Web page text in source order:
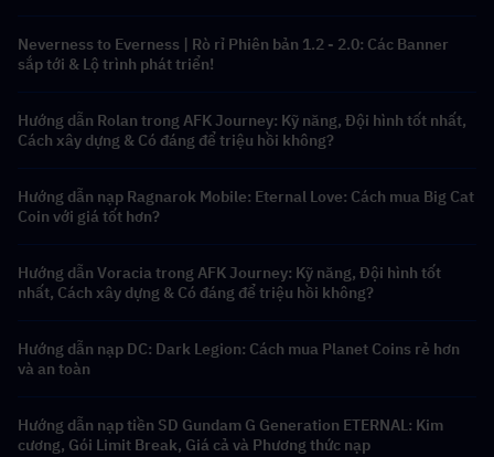
Neverness to Everness | Rò rỉ Phiên bản 1.2 - 2.0: Các Banner
sắp tới & Lộ trình phát triển!
Hướng dẫn Rolan trong AFK Journey: Kỹ năng, Đội hình tốt nhất,
Cách xây dựng & Có đáng để triệu hồi không?
Hướng dẫn nạp Ragnarok Mobile: Eternal Love: Cách mua Big Cat
Coin với giá tốt hơn?
Hướng dẫn Voracia trong AFK Journey: Kỹ năng, Đội hình tốt
nhất, Cách xây dựng & Có đáng để triệu hồi không?
Hướng dẫn nạp DC: Dark Legion: Cách mua Planet Coins rẻ hơn
và an toàn
Hướng dẫn nạp tiền SD Gundam G Generation ETERNAL: Kim
cương, Gói Limit Break, Giá cả và Phương thức nạp